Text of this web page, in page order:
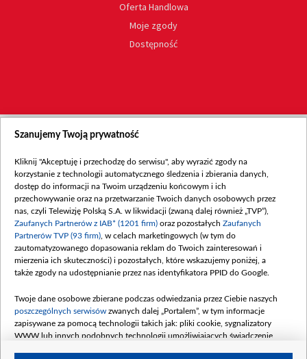
Oferta Handlowa
Moje zgody
Dostępność
Szanujemy Twoją prywatność
Kliknij "Akceptuję i przechodzę do serwisu", aby wyrazić zgody na
korzystanie z technologii automatycznego śledzenia i zbierania danych,
dostęp do informacji na Twoim urządzeniu końcowym i ich
przechowywanie oraz na przetwarzanie Twoich danych osobowych przez
nas, czyli Telewizję Polską S.A. w likwidacji (zwaną dalej również „TVP”),
Zaufanych Partnerów z IAB* (1201 firm) oraz pozostałych Zaufanych
Partnerów TVP (93 firm) , w celach marketingowych (w tym do
zautomatyzowanego dopasowania reklam do Twoich zainteresowań i
mierzenia ich skuteczności) i pozostałych, które wskazujemy poniżej, a
także zgody na udostępnianie przez nas identyfikatora PPID do Google.
Twoje dane osobowe zbierane podczas odwiedzania przez Ciebie naszych
poszczególnych serwisów zwanych dalej „Portalem”, w tym informacje
zapisywane za pomocą technologii takich jak: pliki cookie, sygnalizatory
WWW lub innych podobnych technologii umożliwiających świadczenie